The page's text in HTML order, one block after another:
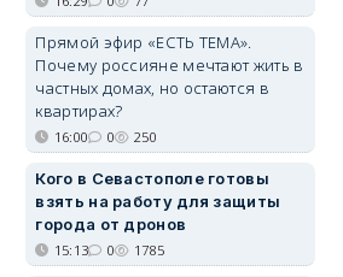
Прямой эфир «ЕСТЬ ТЕМА».
Почему россияне мечтают жить в
частных домах, но остаются в
квартирах?
16:00 0 250
Кого в Севастополе готовы
взять на работу для защиты
города от дронов
15:13 0 1785